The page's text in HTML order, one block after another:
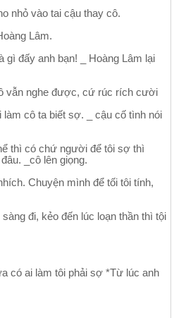
nhỏ vào tai cậu thay cô.
Lâm.
gì đấy anh bạn! _ Hoàng Lâm lại
vẫn nghe được, cứ rúc rích cười
cô ta biết sợ. _ cậu cố tình nói
thì có chứ người để tôi sợ thì
_cô lên giọng.
Chuyện mình để tối tôi tính,
đi, kẻo đến lúc loạn thần thì tội
có ai làm tôi phải sợ *Từ lúc anh